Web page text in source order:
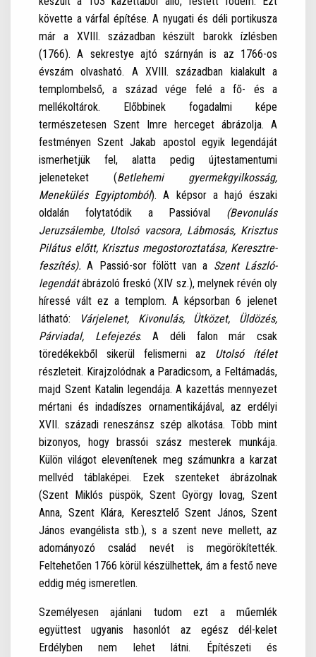
követte a várfal építése. A nyugati és déli portikusza
már a XVIII. században készült barokk ízlésben
(1766). A sekrestye ajtó szárnyán is az 1766-os
évszám olvasható. A XVIII. században kialakult a
templombelső, a század vége felé a fő- és a
mellékoltárok. Előbbinek fogadalmi képe
természetesen Szent Imre herceget ábrázolja. A
festményen Szent Jakab apostol egyik legendáját
ismerhetjük fel, alatta pedig újtestamentumi
jeleneteket (Betlehemi gyermekgyilkosság,
Menekülés Egyiptomból). A képsor a hajó északi
oldalán folytatódik a Passióval (Bevonulás
Jeruzsálembe, Utolsó vacsora, Lábmosás, Krisztus
Pilátus előtt, Krisztus megostoroztatása, Keresztre-
feszítés). A Passió-sor fölött van a Szent László-
legendátábrázoló freskó (XIV sz.), melynek révén oly
híressé vált ez a templom. A képsorban 6 jelenet
látható:
Várjelenet, Kivonulás, Ütközet, Üldözés,
Párviadal, Lefejezés. A déli falon már csak
töredékekből sikerül felismerni az Utolsó ítélet
részleteit. Kirajzolódnak a Paradicsom, a Feltámadás,
majd Szent Katalin legendája. A kazettás mennyezet
mértani és indadíszes ornamentikájával, az erdélyi
XVII. századi reneszánsz szép alkotása. Több mint
bizonyos, hogy brassói szász mesterek munkája.
Külön világot elevenítenek meg számunkra a karzat
mellvéd táblaképei. Ezek szenteket ábrázolnak
(Szent Miklós püspök, Szent György lovag, Szent
Anna, Szent Klára, Keresztelő Szent János, Szent
János evangélista stb.), s a szent neve mellett, az
adományozó család nevét is megörökítették.
Feltehetően 1766 körül készülhettek, ám a festő neve
eddig még ismeretlen.
Személyesen ajánlani tudom ezt a műemlék
együttest ugyanis hasonlót az egész dél-kelet
Erdélyben nem lehet látni. Építészeti és